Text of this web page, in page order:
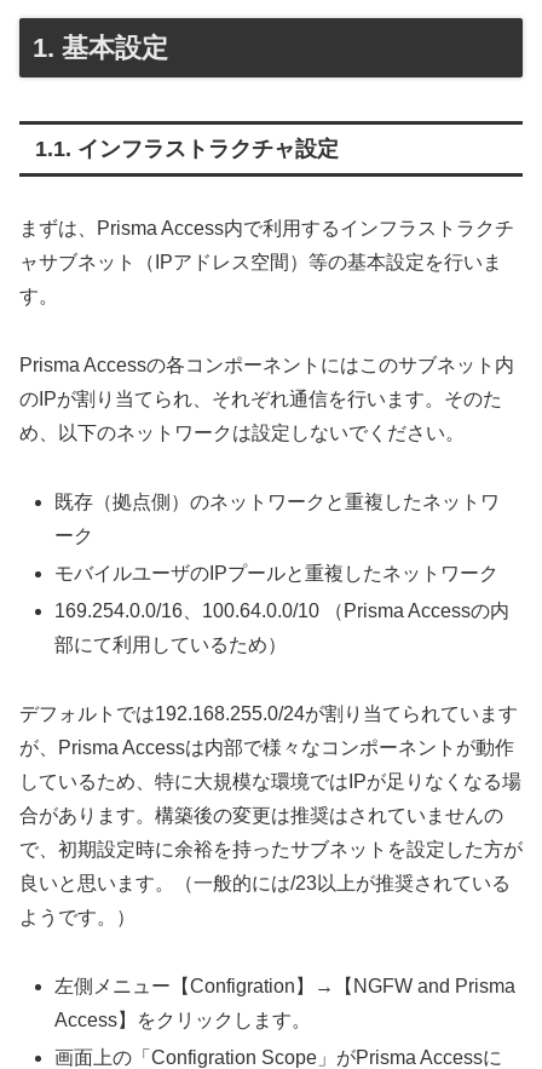
基本設定
インフラストラクチャ設定
まずは、Prisma Access内で利用するインフラストラクチ
ャサブネット（IPアドレス空間）等の基本設定を行いま
す。
Prisma Accessの各コンポーネントにはこのサブネット内
のIPが割り当てられ、それぞれ通信を行います。そのた
め、以下のネットワークは設定しないでください。
既存（拠点側）のネットワークと重複したネットワ
ーク
モバイルユーザのIPプールと重複したネットワーク
169.254.0.0/16、100.64.0.0/10 （Prisma Accessの内
部にて利用しているため）
デフォルトでは192.168.255.0/24が割り当てられています
が、Prisma Accessは内部で様々なコンポーネントが動作
しているため、特に大規模な環境ではIPが足りなくなる場
合があります。構築後の変更は推奨はされていませんの
で、初期設定時に余裕を持ったサブネットを設定した方が
良いと思います。（一般的には/23以上が推奨されている
ようです。）
左側メニュー【Configration】→【NGFW and Prisma
Access】をクリックします。
画面上の「Configration Scope」がPrisma Accessに